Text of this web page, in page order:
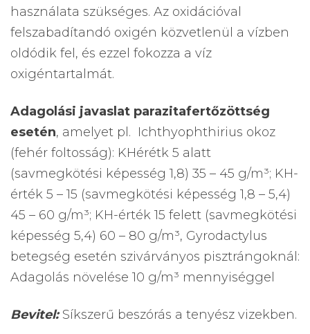
használata szükséges. Az oxidációval
felszabadítandó oxigén közvetlenül a vízben
oldódik fel, és ezzel fokozza a víz
oxigéntartalmát.
Adagolási javaslat parazitafertőzöttség
esetén, amelyet pl. Ichthyophthirius okoz
(fehér foltosság): KHérétk 5 alatt
(savmegkötési képesség 1,8) 35 – 45 g/m³; KH-
érték 5 – 15 (savmegkötési képesség 1,8 – 5,4)
45 – 60 g/m³; KH-érték 15 felett (savmegkötési
képesség 5,4) 60 – 80 g/m³, Gyrodactylus
betegség esetén szivárványos pisztrángoknál:
Adagolás növelése 10 g/m³ mennyiséggel
Bevitel:Síkszerű beszórás a tenyész vizekben.